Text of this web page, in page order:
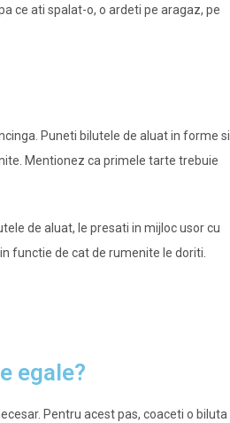
ce ati spalat-o, o ardeti pe aragaz, pe
Puneti bilutele de aluat in forme si
Mentionez ca primele tarte trebuie
de aluat, le presati in mijloc usor cu
functie de cat de rumenite le doriti.
egale?
Pentru acest pas, coaceti o biluta